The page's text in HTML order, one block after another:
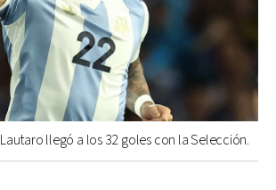
Lautaro llegó a los 32 goles con la Selección.